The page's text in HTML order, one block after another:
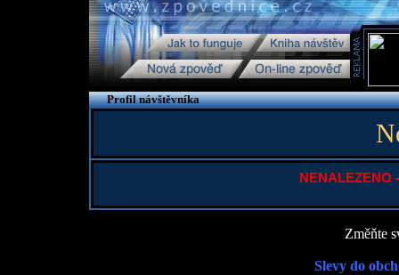
Profil návštěvníka
NENALEZENO
Změňte
Slevy do